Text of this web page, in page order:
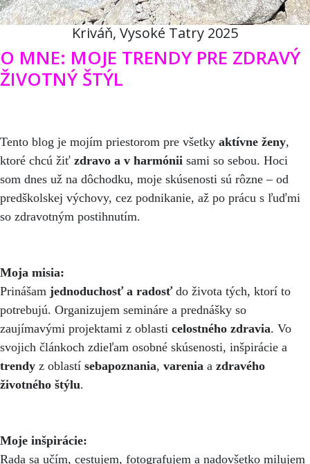
Kriváň, Vysoké Tatry 2025
O MNE: MOJE TRENDY PRE ZDRAVÝ
ŽIVOTNÝ ŠTÝL
Tento blog je mojím priestorom pre všetky aktívne ženy,
ktoré chcú žiť zdravo a v harmónii sami so sebou. Hoci
som dnes už na dôchodku, moje skúsenosti sú rôzne – od
predškolskej výchovy, cez podnikanie, až po prácu s ľuďmi
so zdravotným postihnutím.
Moja misia:
Prinášam jednoduchosť a radosťdo života tých, ktorí to
potrebujú. Organizujem semináre a prednášky so
zaujímavými projektami z oblasti celostného zdravia. Vo
svojich článkoch zdieľam osobné skúsenosti, inšpirácie a
trendy z oblastí sebapoznania, varenia a zdravého
životného štýlu.
Moje inšpirácie:
Rada sa učím, cestujem, fotografujem a nadovšetko milujem